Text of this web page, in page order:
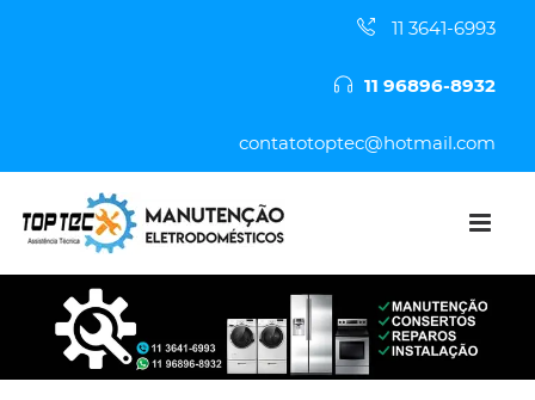
11 3641-6993
11 96896-8932
contatotoptec@hotmail.com